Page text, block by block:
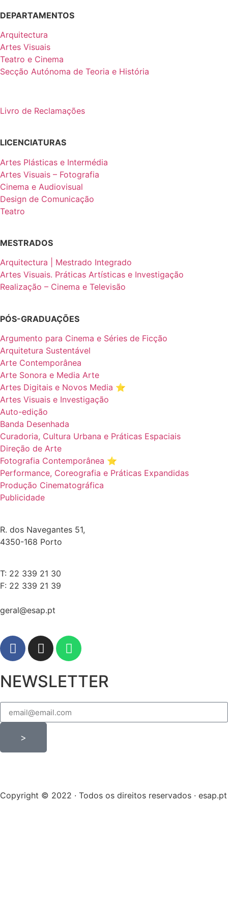
DEPARTAMENTOS
Arquitectura
Artes Visuais
Teatro e Cinema
Secção Autónoma de Teoria e História
Livro de Reclamações
LICENCIATURAS
Artes Plásticas e Intermédia
Artes Visuais – Fotografia
Cinema e Audiovisual
Design de Comunicação
Teatro
MESTRADOS
Arquitectura | Mestrado Integrado
Artes Visuais. Práticas Artísticas e Investigação
Realização – Cinema e Televisão
PÓS-GRADUAÇÕES
Argumento para Cinema e Séries de Ficção
Arquitetura Sustentável
Arte Contemporânea
Arte Sonora e Media Arte
Artes Digitais e Novos Media ⭐️
Artes Visuais e Investigação
Auto-edição
Banda Desenhada
Curadoria, Cultura Urbana e Práticas Espaciais
Direção de Arte
Fotografia Contemporânea ⭐️
Performance, Coreografia e Práticas Expandidas
Produção Cinematográfica
Publicidade
R. dos Navegantes 51,
4350-168 Porto
T: 22 339 21 30
F: 22 339 21 39
geral@esap.pt
NEWSLETTER
>
Copyright © 2022 · Todos os direitos reservados · esap.pt